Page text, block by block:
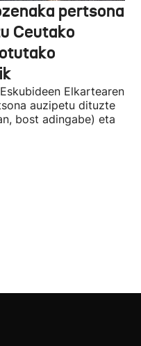
pertsona
Ceutako
Elkartearen
auzipetu dituzte
bost adingabe) eta